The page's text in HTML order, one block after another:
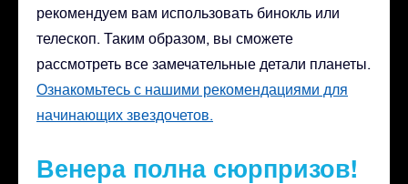
рекомендуем вам использовать бинокль или
телескоп. Таким образом, вы сможете
рассмотреть все замечательные детали планеты.
Ознакомьтесь с нашими рекомендациями для
начинающих звездочетов.
Венера полна сюрпризов!